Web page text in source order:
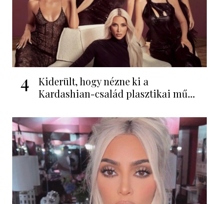
4
Kiderült, hogy nézne ki a
Kardashian-család plasztikai mű...